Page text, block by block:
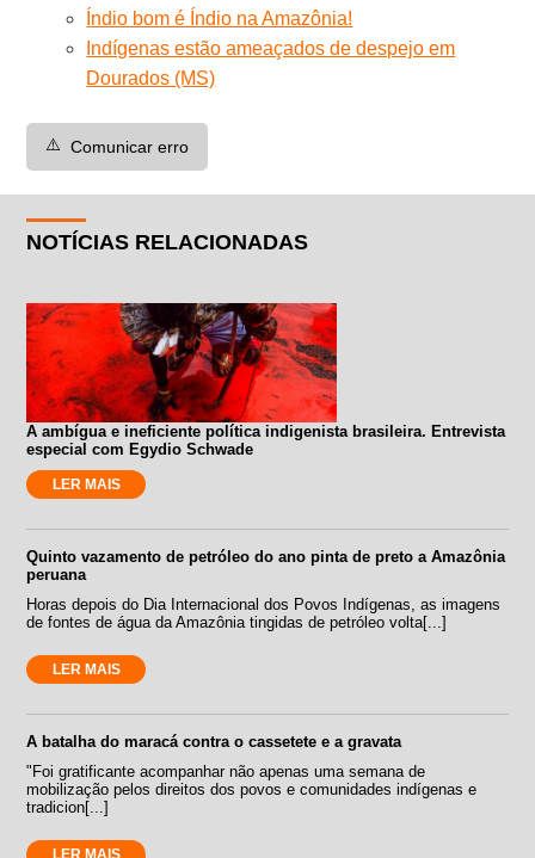
Índio bom é Índio na Amazônia!
Indígenas estão ameaçados de despejo em
Dourados (MS)
⚠️ Comunicar erro
NOTÍCIAS RELACIONADAS
A ambígua e ineficiente política indigenista brasileira. Entrevista
especial com Egydio Schwade
LER MAIS
Quinto vazamento de petróleo do ano pinta de preto a Amazônia
peruana
Horas depois do Dia Internacional dos Povos Indígenas, as imagens
de fontes de água da Amazônia tingidas de petróleo volta[...]
LER MAIS
A batalha do maracá contra o cassetete e a gravata
"Foi gratificante acompanhar não apenas uma semana de
mobilização pelos direitos dos povos e comunidades indígenas e
tradicion[...]
LER MAIS